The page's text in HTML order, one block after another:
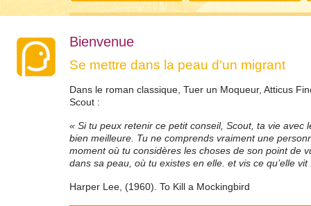
Bienvenue
Se mettre dans la peau d'un migrant
Dans le roman classique, Tuer un Moqueur, Atticus
Scout :
« Si tu peux retenir ce petit conseil, Scout, ta vie avec
bien meilleure. Tu ne comprends vraiment une
moment où tu considères les choses de son point de
dans sa peau, où tu existes en elle. et vis ce qu’elle vit
Harper Lee, (1960). To Kill a Mockingbird